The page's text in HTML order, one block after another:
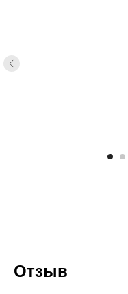
Отзыв